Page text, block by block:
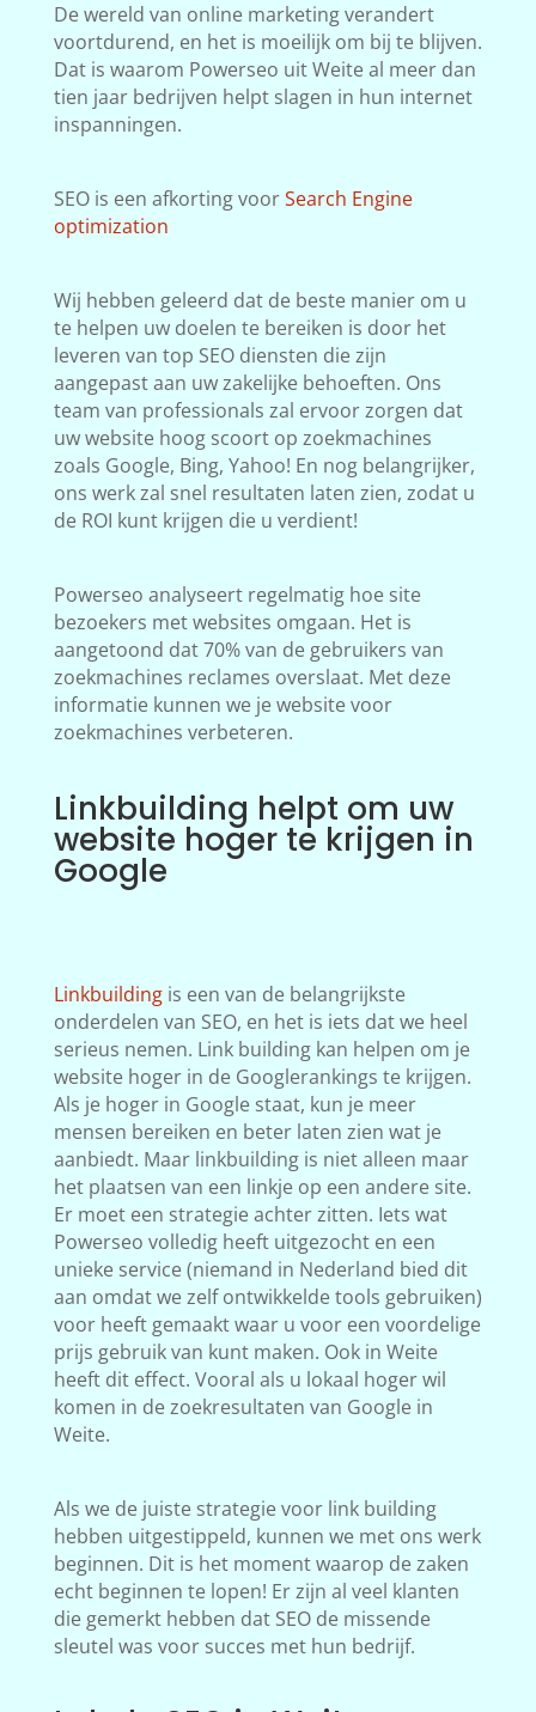
De wereld van online marketing verandert
voortdurend, en het is moeilijk om bij te blijven.
Dat is waarom Powerseo uit Weite al meer dan
tien jaar bedrijven helpt slagen in hun internet
inspanningen.
SEO is een afkorting voorSearch Engine
optimization
Wij hebben geleerd dat de beste manier om u
te helpen uw doelen te bereiken is door het
leveren van top SEO diensten die zijn
aangepast aan uw zakelijke behoeften. Ons
team van professionals zal ervoor zorgen dat
uw website hoog scoort op zoekmachines
zoals Google, Bing, Yahoo! En nog belangrijker,
ons werk zal snel resultaten laten zien, zodat u
de ROI kunt krijgen die u verdient!
Powerseo analyseert regelmatig hoe site
bezoekers met websites omgaan. Het is
aangetoond dat 70% van de gebruikers van
zoekmachines reclames overslaat. Met deze
informatie kunnen we je website voor
zoekmachines verbeteren.
Linkbuilding helpt om uw
website hoger te krijgen in
Google
Linkbuildingis een van de belangrijkste
onderdelen van SEO, en het is iets dat we heel
serieus nemen. Link building kan helpen om je
website hoger in de Googlerankings te krijgen.
Als je hoger in Google staat, kun je meer
mensen bereiken en beter laten zien wat je
aanbiedt. Maar linkbuilding is niet alleen maar
het plaatsen van een linkje op een andere site.
Er moet een strategie achter zitten. Iets wat
Powerseo volledig heeft uitgezocht en een
unieke service (niemand in Nederland bied dit
aan omdat we zelf ontwikkelde tools gebruiken)
voor heeft gemaakt waar u voor een voordelige
prijs gebruik van kunt maken. Ook in Weite
heeft dit effect. Vooral als u lokaal hoger wil
komen in de zoekresultaten van Google in
Weite.
Als we de juiste strategie voor link building
hebben uitgestippeld, kunnen we met ons werk
beginnen. Dit is het moment waarop de zaken
echt beginnen te lopen! Er zijn al veel klanten
die gemerkt hebben dat SEO de missende
sleutel was voor succes met hun bedrijf.